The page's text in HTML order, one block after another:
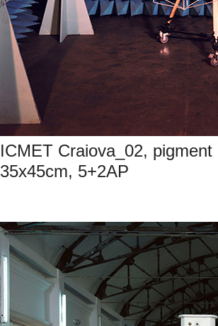
ICMET Craiova_02,
35x45cm, 5+2AP